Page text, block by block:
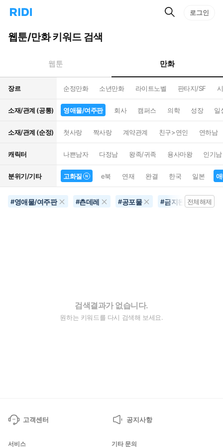
리
홈
으
턴
트
검
로그인
웹툰/만화 키워드 검색
웹툰 만화
장르 순정만화 소년만화 라이트노벨 판타지/SF
소재/관계 (공통) 영애물/여주판 회사 캠퍼스 의학 성장 일
소재/관계 (순정) 첫사랑 짝사랑 계약관계 친구>연인 연하남
캐릭터 나쁜남자 다정남 왕족/귀족 용사마왕 인기남
분위기/기타 고화질 e북 연재 완결 한국 일본
#영애물/여주판 #츤데레 #공포물 #금지된사랑전체해제
검색결과가 없습니다.
원하는 키워드를 다시 검색해 보세요.
고객센터 공지사항
서비스 기타 문의